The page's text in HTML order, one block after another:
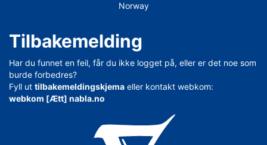
Norway
Tilbakemelding
Har du funnet en feil, får du ikke logget på, eller er det noe som
burde forbedres?
Fyll ut tilbakemeldingskjema eller kontakt webkom:
webkom [Ætt] nabla.no